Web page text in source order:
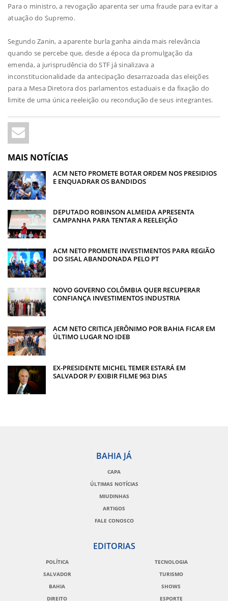
Para o ministro, a revogação aparenta ser uma fraude para evitar a
atuação do Supremo.
Segundo Zanin, a aparente burla ganha ainda mais relevância
quando se percebe que, desde a época da promulgação da
emenda, a jurisprudência do STF já sinalizava a
inconstitucionalidade da antecipação desarrazoada das eleições
para a Mesa Diretora dos parlamentos estaduais e da fixação do
limite de uma única reeleição ou recondução de seus integrantes.
MAIS NOTÍCIAS
ACM NETO PROMETE BOTAR ORDEM NOS PRESIDIOS
E ENQUADRAR OS BANDIDOS
DEPUTADO ROBINSON ALMEIDA APRESENTA
CAMPANHA PARA TENTAR A REELEIÇÃO
ACM NETO PROMETE INVESTIMENTOS PARA REGIÃO
DO SISAL ABANDONADA PELO PT
NOVO GOVERNO COLÔMBIA QUER RECUPERAR
CONFIANÇA INVESTIMENTOS INDUSTRIA
ACM NETO CRITICA JERÔNIMO POR BAHIA FICAR EM
ÚLTIMO LUGAR NO IDEB
EX-PRESIDENTE MICHEL TEMER ESTARÁ EM
SALVADOR P/ EXIBIR FILME 963 DIAS
BAHIA JÁ
CAPA
ÚLTIMAS NOTÍCIAS
MIUDINHAS
ARTIGOS
FALE CONOSCO
EDITORIAS
POLÍTICA
SALVADOR
BAHIA
DIREITO
TECNOLOGIA
TURISMO
SHOWS
ESPORTE